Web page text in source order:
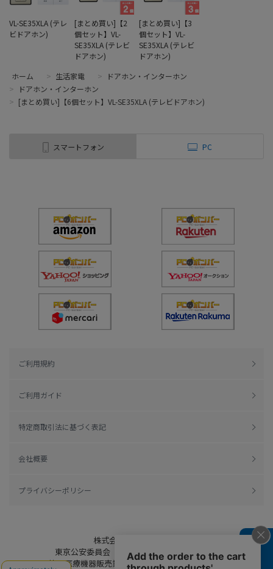
VL-SE35XLA (テレ
ビドアホン)
[まとめ買い]【2
個セット】VL-
SE35XLA (テレビ
ドアホン)
[まとめ買い]【3
個セット】VL-
SE35XLA (テレビ
ドアホン)
ホーム
> 生活家電 >
ドアホン・インターホン
>
ドアホン・インターホン
> [まとめ買い]【6個セット】VL-SE35XLA (テレビドアホン)
スマートフォン PC
ご利用規約
ご利用ガイド
特定商取引法に基づく表記
会社概要
プライバシーポリシー
株式会社綿半ドットコム
東京公安委員会（許可済み） 306609804230号
管理医療機器販売業 届出日：平成27年11月19日